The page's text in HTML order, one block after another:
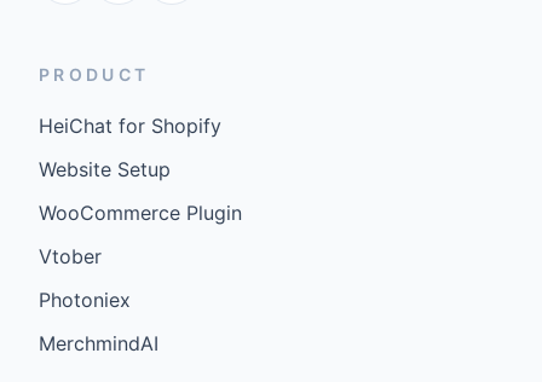
PRODUCT
HeiChat for Shopify
Website Setup
WooCommerce Plugin
Vtober
Photoniex
MerchmindAI